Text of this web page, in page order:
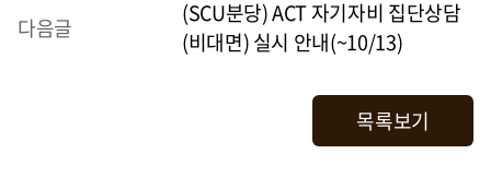
다음글
(SCU분당) ACT 자기자비 집단상담
(비대면) 실시 안내(~10/13)
목록보기